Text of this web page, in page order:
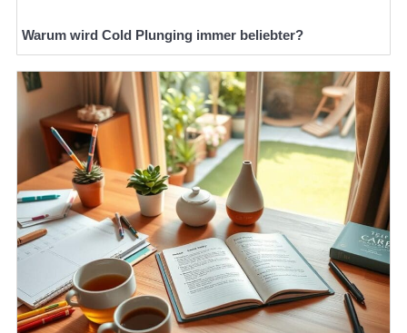
Warum wird Cold Plunging immer beliebter?